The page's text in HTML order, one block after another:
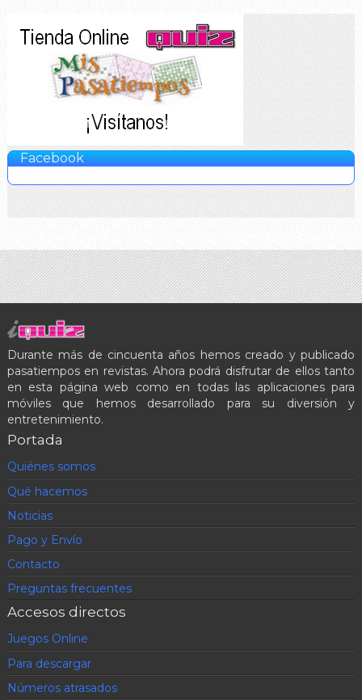
Facebook
Durante más de cincuenta años hemos creado y publicado
pasatiempos en revistas. Ahora podrá disfrutar de ellos tanto
en esta página web como en todas las aplicaciones para
móviles que hemos desarrollado para su diversión y
entretenimiento.
Portada
Quiénes somos
Qué hacemos
Noticias
Pago y Envío
Contacto
Preguntas frecuentes
Accesos directos
Juegos Online
Para descargar
Números atrasados